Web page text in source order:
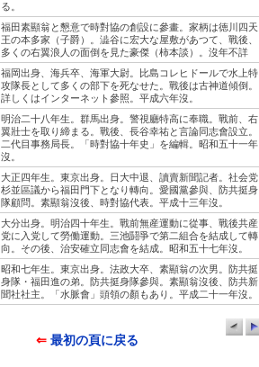
る。
福田素顯翁と懇意で時對協の創設に參畫。家柄は徳川四天
王の本多家（子爵）。澁谷に宏大な屋敷があつて、戰後、
多くの右翼浪人の面倒を見た豪傑（柿本談）。沒年不詳
福岡出身、海兵卒、海軍大尉。比島コレヒドールで水上特
攻隊長として多くの部下を死なせた。戰後は古神道傾倒。
詳しくはインターネット參照。平成六年沒。
明治二十八年生。群馬出身。警視廳特高に奉職。戰前、右
翼壯士を取り締まる。戰後、長谷幸祐と言論同志會設立。
二代目事務局長。「時對協十年史」を編輯。昭和五十一年
沒。
大正四年生。東京出身。日大中退、讀賣新聞記者。社会党
杉並區議から福田門下となり轉向。愛國黨參與、防共挺身
隊顧問。素顯翁沒後、時對協代表。平成十三年沒。
大分出身。明治四十年生。戰前無産運動に從事、戰後共産
党に入党して勞働運動。三池鬪爭で第二組合を結成して轉
向。その後、治安確立同志會を結成。昭和五十七年沒。
昭和七年生。東京出身。法政大卒、素顯翁の次男。防共挺
身隊・福田進の弟。防共挺身隊參與。素顯翁沒後、防共新
聞社社主。「水脈會」頭領の顏もあり。平成二十一年沒。
⇐ 最初の頁に戻る